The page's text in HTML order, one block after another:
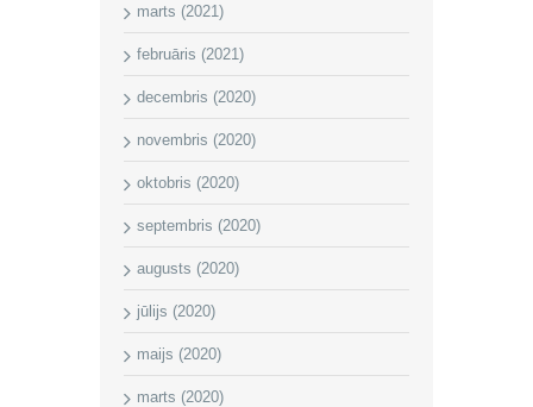
marts (2021)
februāris (2021)
decembris (2020)
novembris (2020)
oktobris (2020)
septembris (2020)
augusts (2020)
jūlijs (2020)
maijs (2020)
marts (2020)